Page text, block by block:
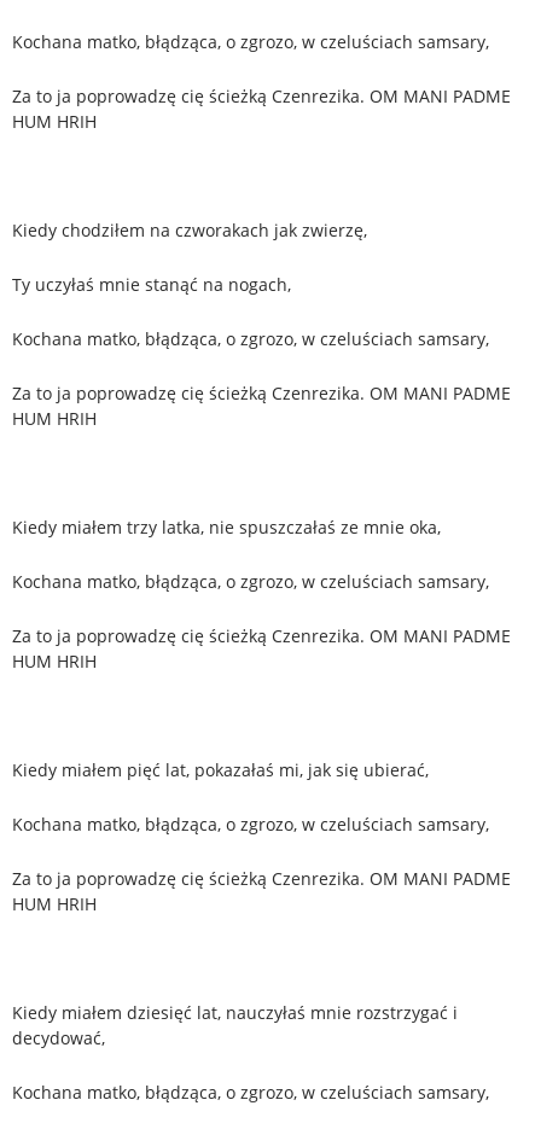
Kochana matko, błądząca, o zgrozo, w czeluściach samsary,
Za to ja poprowadzę cię ścieżką Czenrezika. OM MANI PADME
HUM HRIH
Kiedy chodziłem na czworakach jak zwierzę,
Ty uczyłaś mnie stanąć na nogach,
Kochana matko, błądząca, o zgrozo, w czeluściach samsary,
Za to ja poprowadzę cię ścieżką Czenrezika. OM MANI PADME
HUM HRIH
Kiedy miałem trzy latka, nie spuszczałaś ze mnie oka,
Kochana matko, błądząca, o zgrozo, w czeluściach samsary,
Za to ja poprowadzę cię ścieżką Czenrezika. OM MANI PADME
HUM HRIH
Kiedy miałem pięć lat, pokazałaś mi, jak się ubierać,
Kochana matko, błądząca, o zgrozo, w czeluściach samsary,
Za to ja poprowadzę cię ścieżką Czenrezika. OM MANI PADME
HUM HRIH
Kiedy miałem dziesięć lat, nauczyłaś mnie rozstrzygać i
decydować,
Kochana matko, błądząca, o zgrozo, w czeluściach samsary,